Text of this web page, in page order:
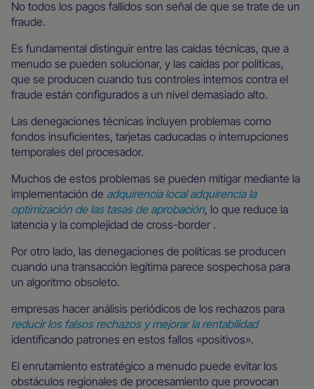
No todos los pagos fallidos son señal de que se trate de un
fraude.
Es fundamental distinguir entre las caídas técnicas, que a
menudo se pueden solucionar, y las caídas por políticas,
que se producen cuando tus controles internos contra el
fraude están configurados a un nivel demasiado alto.
Las denegaciones técnicas incluyen problemas como
fondos insuficientes, tarjetas caducadas o interrupciones
temporales del procesador.
Muchos de estos problemas se pueden mitigar mediante la
implementación de adquirencia local adquirencia la
optimización de las tasas de aprobación, lo que reduce la
latencia y la complejidad de cross-border .
Por otro lado, las denegaciones de políticas se producen
cuando una transacción legítima parece sospechosa para
un algoritmo obsoleto.
empresas hacer análisis periódicos de los rechazos para
reducir los falsos rechazos y mejorar la rentabilidad
identificando patrones en estos fallos «positivos».
El enrutamiento estratégico a menudo puede evitar los
obstáculos regionales de procesamiento que provocan